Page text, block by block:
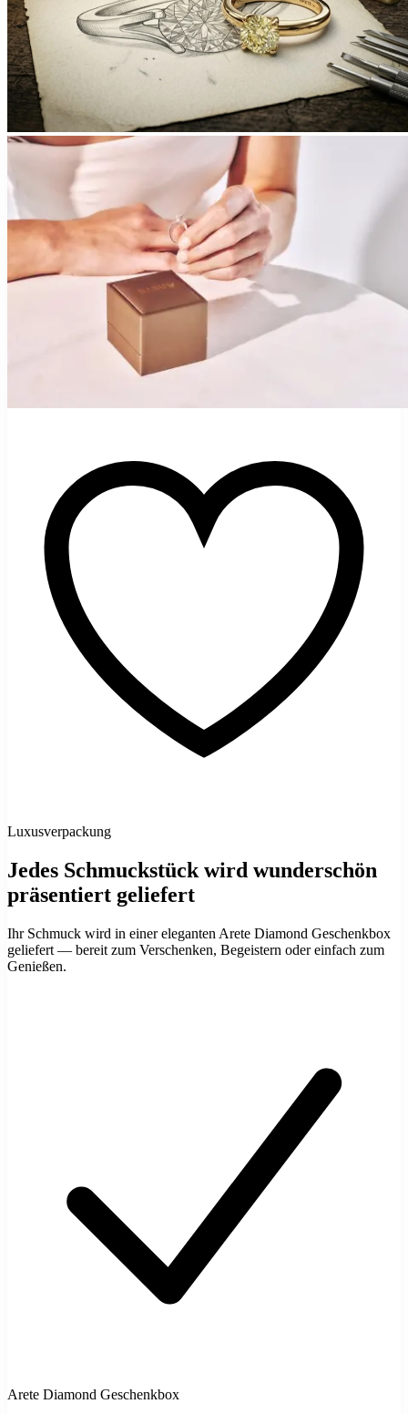
Luxusverpackung
Jedes Schmuckstück wird wunderschön
präsentiert geliefert
Ihr Schmuck wird in einer eleganten Arete Diamond Geschenkbox
geliefert — bereit zum Verschenken, Begeistern oder einfach zum
Genießen.
Arete Diamond Geschenkbox